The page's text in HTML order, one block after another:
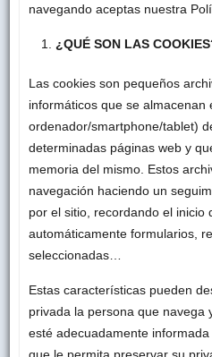
navegando aceptas nuestra
¿QUÉ SON LAS
Las cookies son pequeños
informáticos que se almacenan
ordenador/smartphone/tablet)
determinadas páginas web y
memoria del mismo. Estos
navegación haciendo un
por el sitio, recordando el inicio
automáticamente formularios,
seleccionadas…
Estas características pueden
privada la persona que navega
esté adecuadamente
que le permita preservar su